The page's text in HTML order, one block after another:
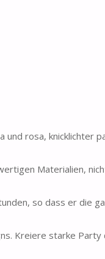
und rosa, knicklichter
Materialien,
so dass er die
Kreiere starke